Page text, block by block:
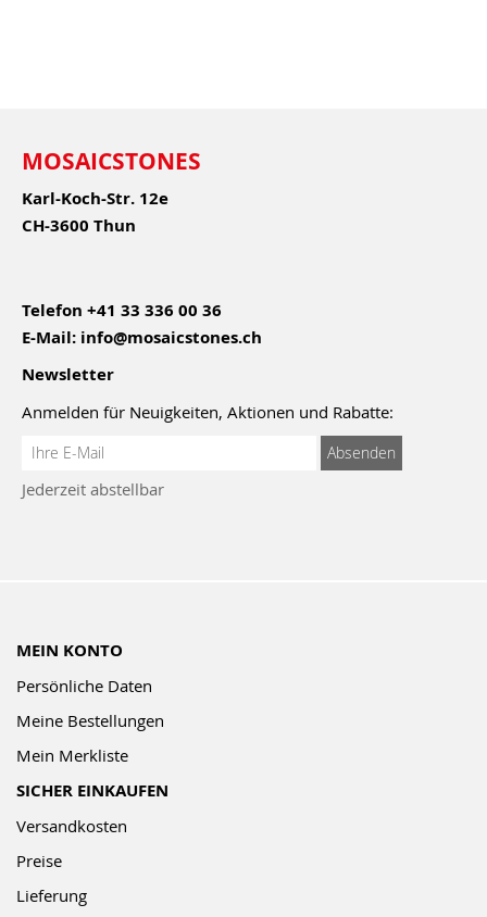
MOSAICSTONES
Karl-Koch-Str. 12e
CH-3600 Thun
Telefon +41 33 336 00 36
E-Mail: info@mosaicstones.ch
Newsletter
Anmelden für Neuigkeiten, Aktionen und Rabatte:
Anmeldung
Newsletter:
Absenden
Jederzeit abstellbar
MEIN KONTO
Persönliche Daten
Meine Bestellungen
Mein Merkliste
SICHER EINKAUFEN
Versandkosten
Preise
Lieferung